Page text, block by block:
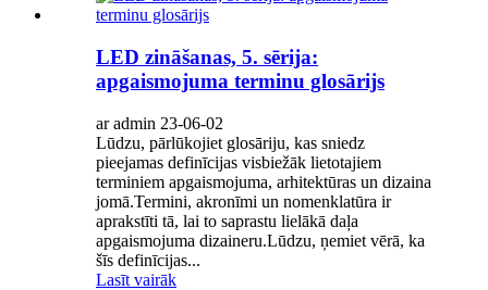
LED zināšanas, 5. sērija:
apgaismojuma terminu glosārijs
ar admin 23-06-02
Lūdzu, pārlūkojiet glosāriju, kas sniedz
pieejamas definīcijas visbiežāk lietotajiem
terminiem apgaismojuma, arhitektūras un dizaina
jomā.Termini, akronīmi un nomenklatūra ir
aprakstīti tā, lai to saprastu lielākā daļa
apgaismojuma dizaineru.Lūdzu, ņemiet vērā, ka
šīs definīcijas...
Lasīt vairāk